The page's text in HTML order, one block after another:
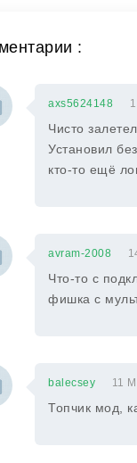
:
axs5624148
Чисто
Установил
кто-то ещё
avram-2008
Что-то с
фишка с
balecsey 11
Топчик мод,